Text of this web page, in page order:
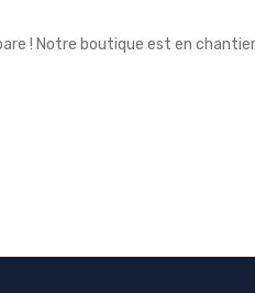
! Notre boutique est en